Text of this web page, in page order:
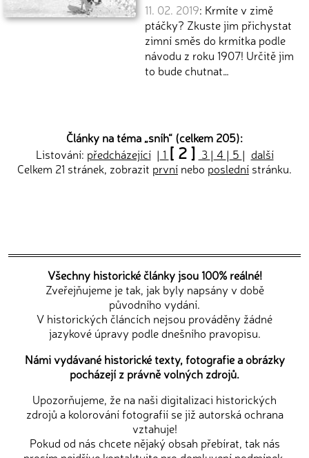
11. 02. 2019: Krmíte v zimě
ptáčky? Zkuste jim přichystat
zimní směs do krmítka podle
návodu z roku 1907! Určitě jim
to bude chutnat…
Články na téma „sníh“ (celkem 205):
Listování: předcházející| 1 [ 2 ] 3 | 4 | 5 | další
Celkem 21 stránek, zobrazit první nebo poslední stránku.
Všechny historické články jsou 100% reálné!
Zveřejňujeme je tak, jak byly napsány v době
původního vydání.
V historických článcích nejsou prováděny žádné
jazykové úpravy podle dnešního pravopisu.
Námi vydávané historické texty, fotografie a obrázky
pocházejí z právně volných zdrojů.
Upozorňujeme, že na naši digitalizaci historických
zdrojů a kolorování fotografií se již autorská ochrana
vztahuje!
Pokud od nás chcete nějaký obsah přebírat, tak nás